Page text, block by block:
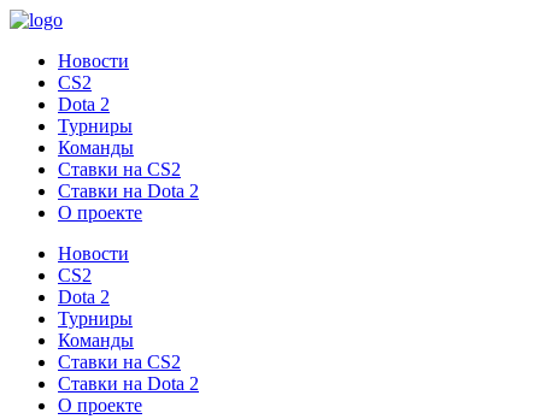
Новости
CS2
Dota 2
Турниры
Команды
Ставки на CS2
Ставки на Dota 2
О проекте
Новости
CS2
Dota 2
Турниры
Команды
Ставки на CS2
Ставки на Dota 2
О проекте